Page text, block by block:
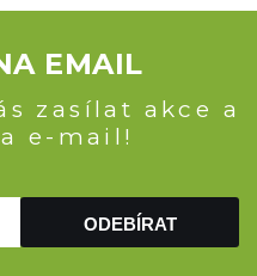
EMAIL
zasílat akce a
e-mail!
ODEBÍRAT